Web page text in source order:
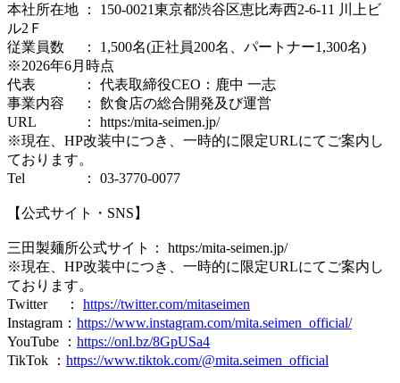
本社所在地 ： 150-0021東京都渋谷区恵比寿西2-6-11 川上ビ
ル2Ｆ
従業員数 ： 1,500名(正社員200名、パートナー1,300名)
※2026年6月時点
代表 ： 代表取締役CEO：鹿中 一志
事業内容 ： 飲食店の総合開発及び運営
URL ： https:/mita-seimen.jp/
※現在、HP改装中につき、一時的に限定URLにてご案内し
ております。
Tel ： 03‐3770-0077
【公式サイト・SNS】
三田製麺所公式サイト： https:/mita-seimen.jp/
※現在、HP改装中につき、一時的に限定URLにてご案内し
ております。
Twitter ： https://twitter.com/mitaseimen
Instagram： https://www.instagram.com/mita.seimen_official/
YouTube ： https://onl.bz/8GpUSa4
TikTok ： https://www.tiktok.com/@mita.seimen_official